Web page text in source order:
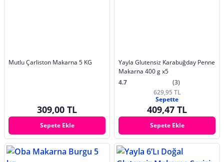
Mutlu Çarliston Makarna 5 KG
309,00 TL
Sepete Ekle
Yayla Glutensiz Karabuğday Penne
Makarna 400 g x5
4.7
(3)
629,95 TL
Sepette
409,47 TL
Sepete Ekle